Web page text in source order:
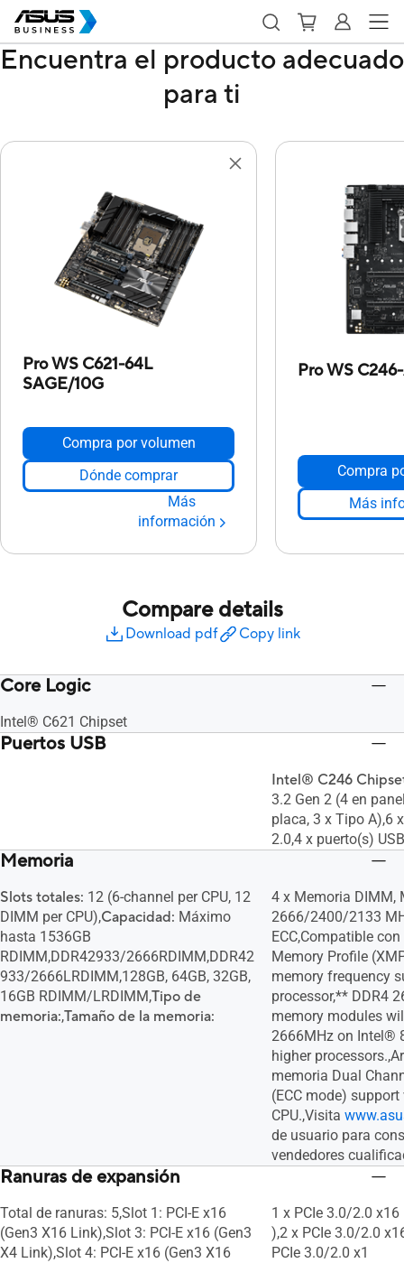
Encuentra el producto adecuado
para ti
Pro WS C621-64L
SAGE/10G
Compra por volumen
Dónde comprar
Más
información
Pro WS
Compra
Más
Compare details
Download pdf Copy link
Core Logic
Intel® C621 Chipset
Puertos USB
Intel® C246
3.2 Gen 2 (4 en
placa, 3 x Tipo A),6
2.0,4 x puerto(s)
Memoria
Slots totales: 12 (6-channel per CPU, 12
DIMM per CPU),Capacidad: Máximo
hasta 1536GB
RDIMM,DDR42933/2666RDIMM,DDR42
933/2666LRDIMM,128GB, 64GB, 32GB,
16GB RDIMM/LRDIMM,Tipo de
memoria:,Tamaño de la memoria:
4 x Memoria DIMM,
2666/2400/2133
ECC,Compatible
Memory Profile
memory frequency
processor,** DDR4
memory modules
2666MHz on Intel®
higher
memoria Dual
(ECC mode)
CPU.,Visita
de usuario para
vendedores
Ranuras de expansión
Total de ranuras: 5,Slot 1: PCI-E x16
(Gen3 X16 Link),Slot 3: PCI-E x16 (Gen3
X4 Link),Slot 4: PCI-E x16 (Gen3 X16
1 x PCIe 3.0/2.0
),2 x PCIe 3.0/2.0
PCIe 3.0/2.0 x1